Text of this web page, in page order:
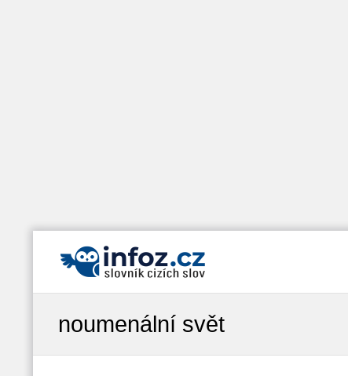
noumenální svět